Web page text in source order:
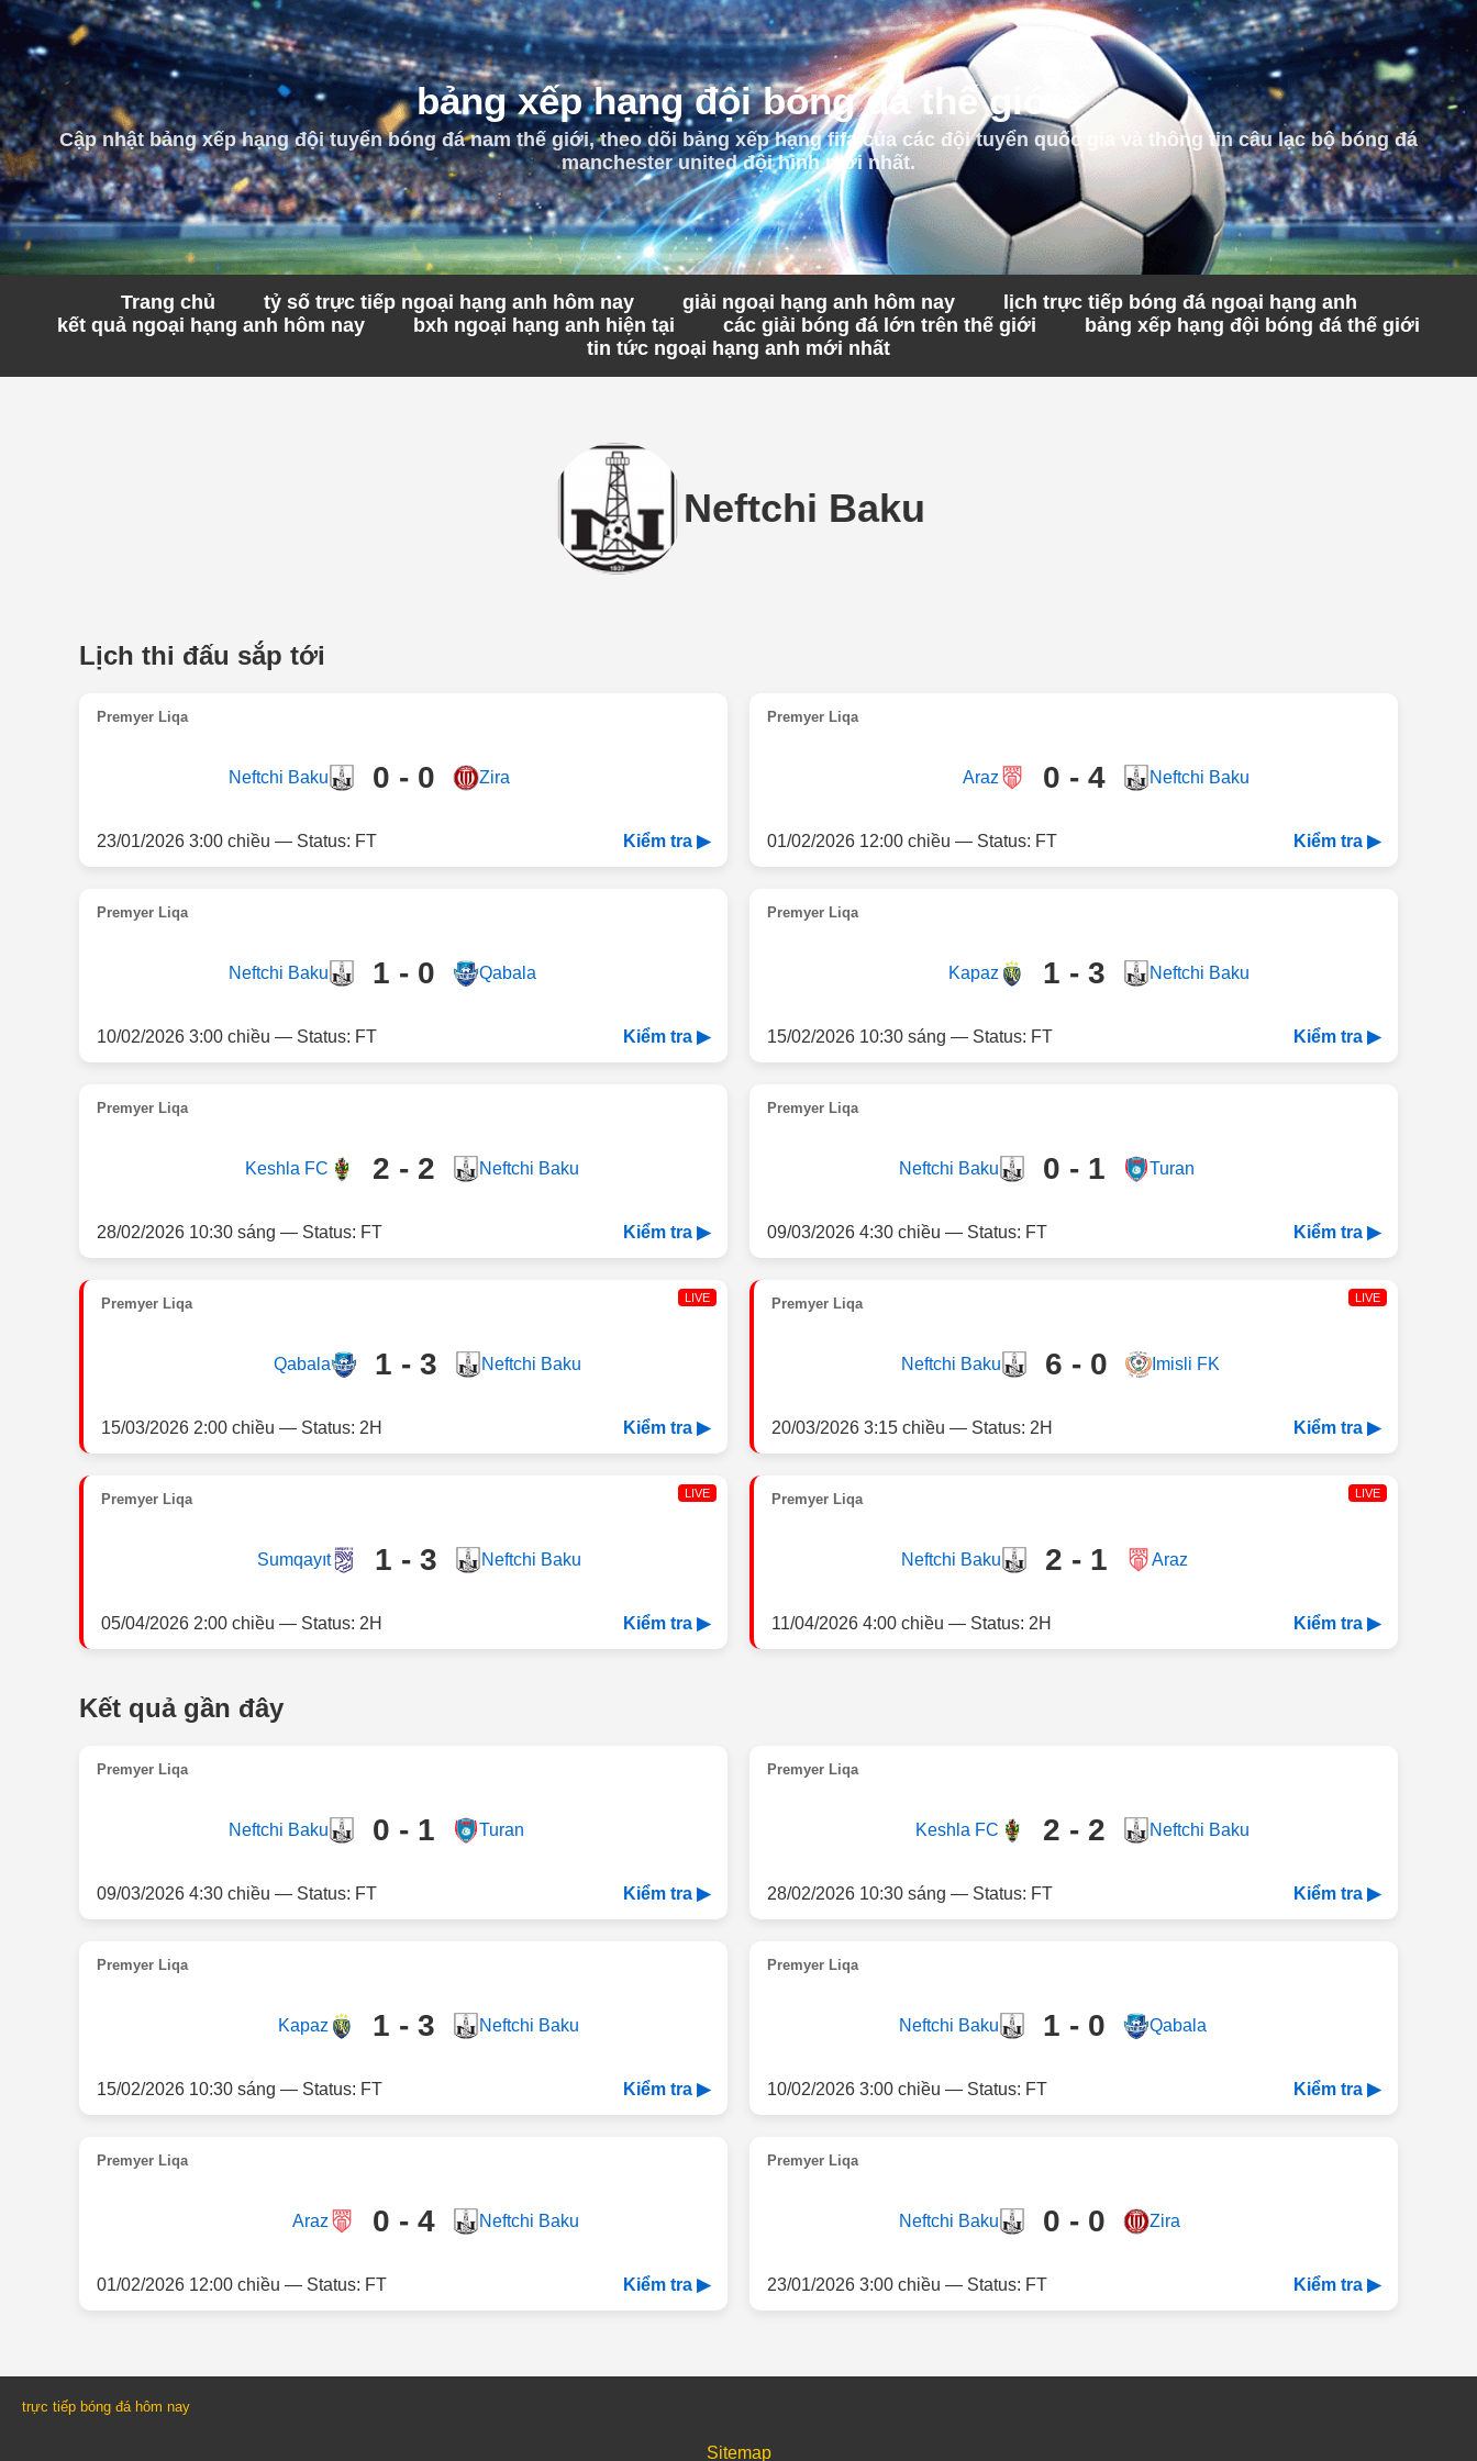
bảng xếp hạng đội bóng đá thế giới
Cập nhật bảng xếp hạng đội tuyển bóng đá nam thế giới, theo dõi bảng xếp hạng fifa của các đội tuyển quốc gia và thông tin câu lạc bộ bóng đá
manchester united đội hình mới nhất.
Trang chủ tỷ số trực tiếp ngoại hạng anh hôm nay giải ngoại hạng anh hôm nay
lịch trực tiếp bóng đá ngoại hạng anh
kết quả ngoại hạng anh hôm nay
bxh ngoại hạng anh hiện tại các giải bóng đá lớn trên thế giới
bảng xếp hạng đội bóng đá thế giới
tin tức ngoại hạng anh mới nhất
Neftchi Baku
Lịch thi đấu sắp tới
Premyer Liqa
Neftchi Baku 0 - 0 Zira
23/01/2026 3:00 chiều — Status: FT Kiểm tra ▶
Premyer Liqa
Araz 0 - 4 Neftchi Baku
01/02/2026 12:00 chiều — Status: FT Kiểm tra ▶
Premyer Liqa
Neftchi Baku 1 - 0 Qabala
10/02/2026 3:00 chiều — Status: FT Kiểm tra ▶
Premyer Liqa
Kapaz 1 - 3 Neftchi Baku
15/02/2026 10:30 sáng — Status: FT Kiểm tra ▶
Premyer Liqa
Keshla FC 2 - 2 Neftchi Baku
28/02/2026 10:30 sáng — Status: FT Kiểm tra ▶
Premyer Liqa
Neftchi Baku 0 - 1 Turan
09/03/2026 4:30 chiều — Status: FT Kiểm tra ▶
Premyer Liqa LIVE
Qabala 1 - 3 Neftchi Baku
15/03/2026 2:00 chiều — Status: 2H Kiểm tra ▶
Premyer Liqa LIVE
Neftchi Baku 6 - 0 Imisli FK
20/03/2026 3:15 chiều — Status: 2H Kiểm tra ▶
Premyer Liqa LIVE
Sumqayıt 1 - 3 Neftchi Baku
05/04/2026 2:00 chiều — Status: 2H Kiểm tra ▶
Premyer Liqa LIVE
Neftchi Baku 2 - 1 Araz
11/04/2026 4:00 chiều — Status: 2H Kiểm tra ▶
Kết quả gần đây
Premyer Liqa
Neftchi Baku 0 - 1 Turan
09/03/2026 4:30 chiều — Status: FT Kiểm tra ▶
Premyer Liqa
Keshla FC 2 - 2 Neftchi Baku
28/02/2026 10:30 sáng — Status: FT Kiểm tra ▶
Premyer Liqa
Kapaz 1 - 3 Neftchi Baku
15/02/2026 10:30 sáng — Status: FT Kiểm tra ▶
Premyer Liqa
Neftchi Baku 1 - 0 Qabala
10/02/2026 3:00 chiều — Status: FT Kiểm tra ▶
Premyer Liqa
Araz 0 - 4 Neftchi Baku
01/02/2026 12:00 chiều — Status: FT Kiểm tra ▶
Premyer Liqa
Neftchi Baku 0 - 0 Zira
23/01/2026 3:00 chiều — Status: FT Kiểm tra ▶
trực tiếp bóng đá hôm nay
Sitemap